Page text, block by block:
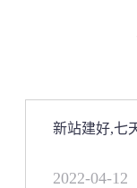
新站建好,七
2022-04-12